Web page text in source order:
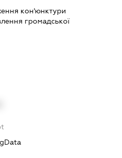
кон'юнктури
громадської